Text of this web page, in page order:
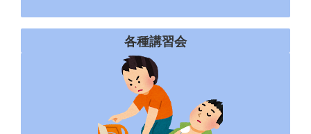
各種講習会